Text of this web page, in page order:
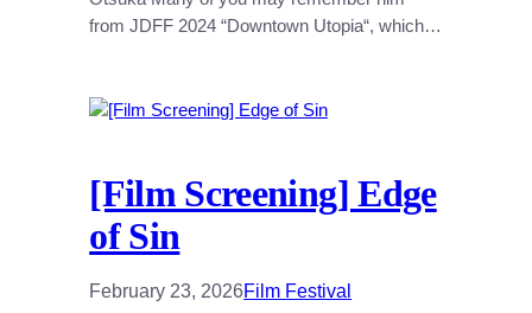
from JDFF 2024 “Downtown Utopia“, which…
[Film Screening] Edge
of Sin
February 23, 2026Film Festival